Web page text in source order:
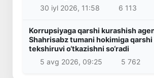
30 iyl 2026, 11:58
6 113
Korrupsiyaga qarshi kurashish
Shahrisabz tumani hokimiga
tekshiruvi o‘tkazishni so‘radi
5 avg 2026, 09:25
5 762